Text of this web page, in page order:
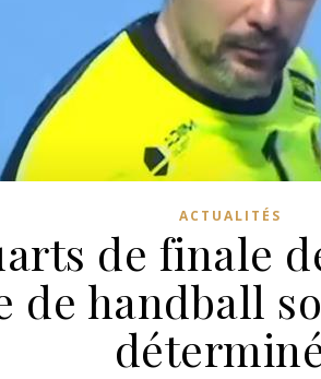
ACTUALITÉS
de finale
de handball